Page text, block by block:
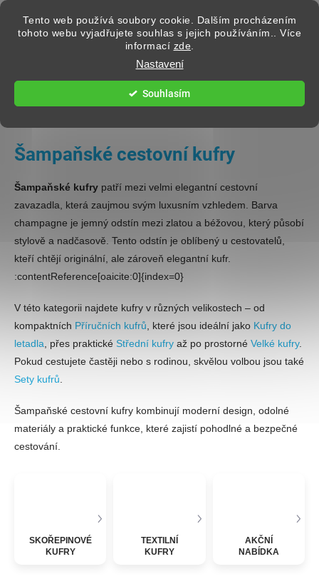
Tento web používá soubory cookie. Dalším procházením
tohoto webu vyjadřujete souhlas s jejich používáním.. Více
informací zde.
Nastavení
Souhlasím
Přejít na obsah
CESTOVNÍ KUFRY
Šampaňské cestovní kufry
Šampaňské kufry patří mezi velmi elegantní cestovní
zavazadla, která zaujmou svým luxusním vzhledem. Barva
champagne je jemný odstín mezi zlatou a béžovou, který působí
stylově a nadčasově. Tento odstín je oblíbený u cestovatelů,
kteří chtějí originální, ale zároveň elegantní kufr.
:contentReference[oaicite:0]{index=0}
V této kategorii najdete kufry v různých velikostech – od
kompaktních Příručních kufrů , které jsou ideální jako Kufry do
letadla , přes praktické Střední kufry až po prostorné Velké kufry.
Pokud cestujete častěji nebo s rodinou, skvělou volbou jsou také
Sety kufrů
Šampaňské cestovní kufry kombinují moderní design, odolné
materiály a praktické funkce, které zajistí pohodlné a bezpečné
cestování.
SKOŘEPINOVÉ
KUFRY
TEXTILNÍ
KUFRY
AKČNÍ
NABÍDKA